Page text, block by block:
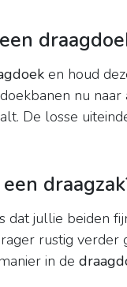
en houd
nu
De losse
dat jullie beiden
rustig verder
in de